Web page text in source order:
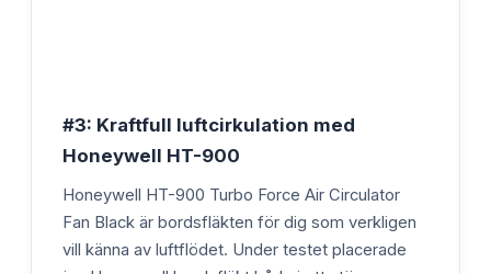
#3: Kraftfull luftcirkulation med
Honeywell HT-900
Honeywell HT-900 Turbo Force Air Circulator
Fan Black är bordsfläkten för dig som verkligen
vill känna av luftflödet. Under testet placerade